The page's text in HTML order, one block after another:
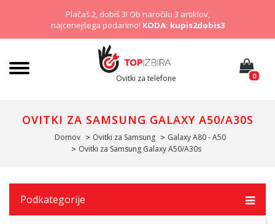
Plačaš 2, dobiš 3! Ob naročilu 3 artiklov,
najcenejšega podarimo! KODA: kupis2dobis3
Ovitki za telefone 0
OVITKI ZA SAMSUNG GALAXY A50/A30S
Domov Ovitki za Samsung
Galaxy A80 - A50
Ovitki za Samsung Galaxy A50/A30s
Podkategorije